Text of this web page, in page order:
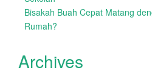
Bisakah Buah Cepat Matang
Rumah?
Archives